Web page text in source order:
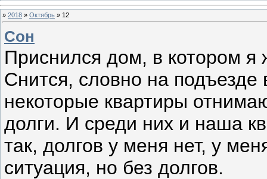
» 2018 » Октябрь » 12
Сон
Приснился дом, в котором
Снится, словно на подъезде
некоторые квартиры
долги. И среди них и наша
так, долгов у меня нет, у
ситуация, но без долгов.